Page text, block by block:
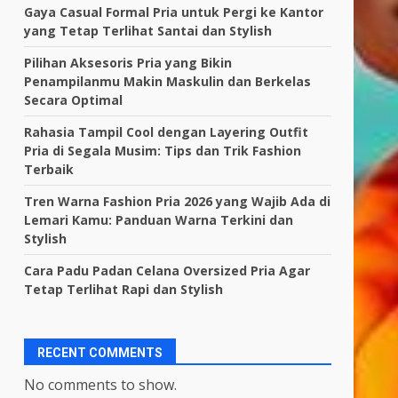
Gaya Casual Formal Pria untuk Pergi ke Kantor
yang Tetap Terlihat Santai dan Stylish
Pilihan Aksesoris Pria yang Bikin
Penampilanmu Makin Maskulin dan Berkelas
Secara Optimal
Rahasia Tampil Cool dengan Layering Outfit
Pria di Segala Musim: Tips dan Trik Fashion
Terbaik
Tren Warna Fashion Pria 2026 yang Wajib Ada di
Lemari Kamu: Panduan Warna Terkini dan
Stylish
Cara Padu Padan Celana Oversized Pria Agar
Tetap Terlihat Rapi dan Stylish
RECENT COMMENTS
No comments to show.